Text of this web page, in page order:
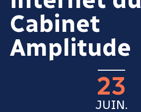
Cabinet
Amplitude
23
JUIN.